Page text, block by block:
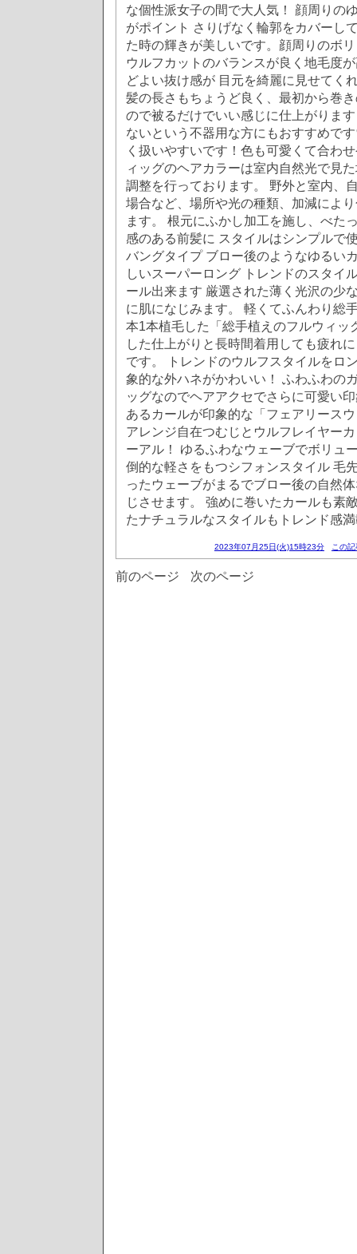
な個性派女子の間で大人気！ 顔周りの
がポイント さりげなく輪郭をカバーし
た時の輝きが美しいです。顔周りのボ
ウルフカットのバランスが良く地毛度
どよい抜け感が 目元を綺麗に見せてく
髪の長さもちょうど良く、最初から巻
ので被るだけでいい感じに仕上がりま
ないという不器用な方にもおすすめで
く扱いやすいです！色も可愛くて合わ
ィッグのヘアカラーは室内自然光で見
調整を行っております。 野外と室内、
場合など、場所や光の種類、加減によ
ます。 根元にふかし加工を施し、べた
感のある前髪に スタイルはシンプルで
バングタイプ ブロー後のようなゆるい
しいスーパーロング トレンドのスタイ
ール出来ます 厳選された薄く光沢の少
に肌になじみます。 軽くてふんわり総
本1本植毛した「総手植えのフルウィッ
した仕上がりと長時間着用しても疲れ
です。 トレンドのウルフスタイルをロ
象的な外ハネがかわいい！ ふわふわの
ッグなのでヘアアクセでさらに可愛い
あるカールが印象的な「フェアリース
アレンジ自在つむじとウルフレイヤー
ーアル！ ゆるふわなウェーブでボリュ
倒的な軽さをもつシフォンスタイル 毛
ったウェーブがまるでブロー後の自然
じさせます。 強めに巻いたカールも素
たナチュラルなスタイルもトレンド感
2023年07月25日(火)15時23分 この
前のページ 次のページ